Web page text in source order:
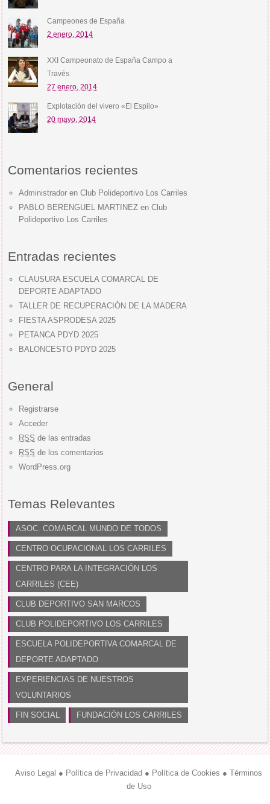
Campeones de España
2 enero, 2014
XXI Campeonato de España Campo a
Través
27 enero, 2014
Explotación del vivero «El Espilo»
20 mayo, 2014
Comentarios recientes
Administrador enClub Polideportivo Los Carriles
PABLO BERENGUEL MARTINEZ enClub
Polideportivo Los Carriles
Entradas recientes
CLAUSURA ESCUELA COMARCAL DE
DEPORTE ADAPTADO
TALLER DE RECUPERACIÓN DE LA MADERA
FIESTA ASPRODESA 2025
PETANCA PDYD 2025
BALONCESTO PDYD 2025
General
Registrarse
Acceder
RSS de las entradas
RSS de los comentarios
WordPress.org
Temas Relevantes
ASOC. COMARCAL MUNDO DE TODOS
CENTRO OCUPACIONAL LOS CARRILES
CENTRO PARA LA INTEGRACIÓN LOS
CARRILES (CEE)
CLUB DEPORTIVO SAN MARCOS
CLUB POLIDEPORTIVO LOS CARRILES
ESCUELA POLIDEPORTIVA COMARCAL DE
DEPORTE ADAPTADO
EXPERIENCIAS DE NUESTROS
VOLUNTARIOS
FIN SOCIAL FUNDACIÓN LOS CARRILES
Aviso Legal ● Política de Privacidad ● Política de Cookies ●Términos
de Uso